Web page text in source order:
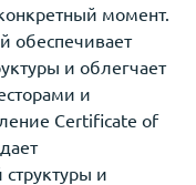
момент.
обеспечивает
и облегчает
и
Certificate of
и